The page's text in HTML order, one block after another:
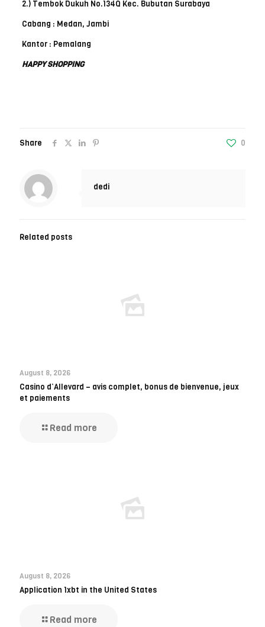
2.) Tembok Dukuh No.134Q Kec. Bubutan Surabaya
Cabang : Medan, Jambi
Kantor : Pemalang
HAPPY SHOPPING
Share 0
dedi
Related posts
August 8, 2026
Casino d’Allevard – avis complet, bonus de bienvenue, jeux
et paiements
Read more
August 8, 2026
Application 1xbt in the United States
Read more